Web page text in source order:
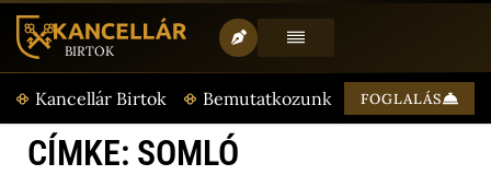
BIRTOK
Kancellár Birtok Bemutatkozunk Aktualitásaink
FOGLALÁS
CÍMKE: SOMLÓ